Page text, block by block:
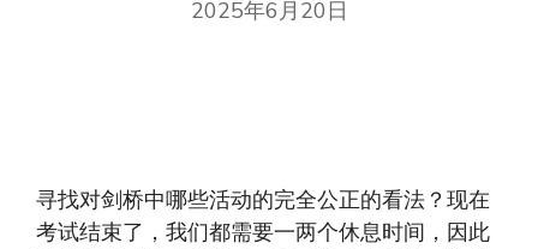
2025年6月20日
寻找对剑桥中哪些活动的完全公正的看法？现在
考试结束了，我们都需要一两个休息时间，因此